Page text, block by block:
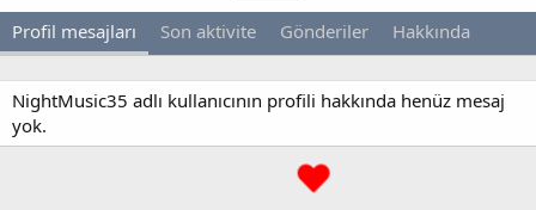
Profil mesajları Son aktivite Gönderiler Hakkında
NightMusic35 adlı kullanıcının profili hakkında henüz mesaj
yok.